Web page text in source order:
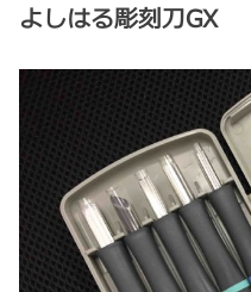
よしはる彫刻刀GX